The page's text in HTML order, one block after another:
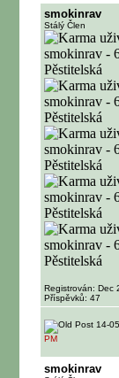
smokinrav
Stálý Člen
Registrován: Dec
Příspěvků: 47
14-
PM
smokinrav